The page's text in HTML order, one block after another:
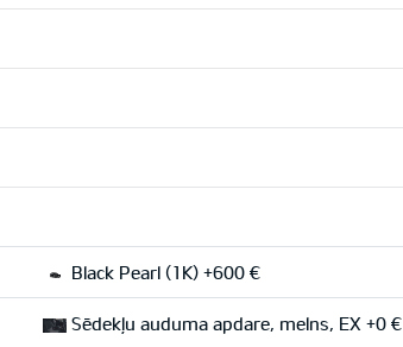
Black Pearl (1K) +600 €
Sēdekļu auduma apdare, melns, EX +0 €